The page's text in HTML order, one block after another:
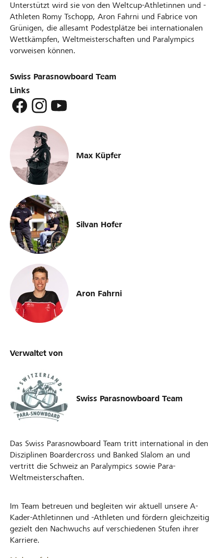
Unterstützt wird sie von den Weltcup-Athletinnen und -
Athleten Romy Tschopp, Aron Fahrni und Fabrice von
Grünigen, die allesamt Podestplätze bei internationalen
Wettkämpfen, Weltmeisterschaften und Paralympics
vorweisen können.
Swiss Parasnowboard Team
Links
Max Küpfer
Silvan Hofer
Aron Fahrni
Verwaltet von
Swiss Parasnowboard Team
Das Swiss Parasnowboard Team tritt international in den
Disziplinen Boardercross und Banked Slalom an und
vertritt die Schweiz an Paralympics sowie Para-
Weltmeisterschaften.
Im Team betreuen und begleiten wir aktuell unsere A-
Kader-Athletinnen und -Athleten und fördern gleichzeitig
gezielt den Nachwuchs auf verschiedenen Stufen ihrer
Karriere.